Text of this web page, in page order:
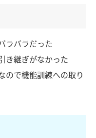
ラバラだった
き継ぎがなかった
ので機能訓練への取り